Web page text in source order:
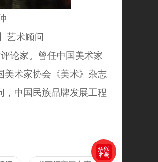
艺术顾问
论家。曾任中国美术家
美术家协会《美术》杂志
，中国民族品牌发展工程